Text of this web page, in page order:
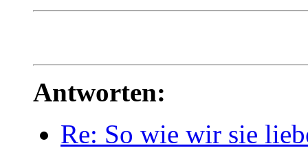
Antworten:
Re: So wie wir sie